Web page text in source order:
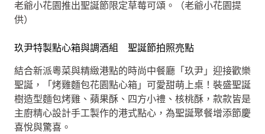
老爺小花園推出聖誕節限定草莓可頌。（老爺小花園提
供）
玖尹特製點心箱與調酒組 聖誕節拍照亮點
結合新派粵菜與精緻港點的時尚中餐廳「玖尹」迎接歡樂
聖誕，「烤雞麵包花園點心箱」可愛甜萌上桌！裝盛聖誕
樹造型麵包烤雞、蘋果酥、四方小禮、核桃酥，款款皆是
主廚精心設計手工製作的港式點心，為聖誕聚餐增添節慶
喜悅與驚喜。